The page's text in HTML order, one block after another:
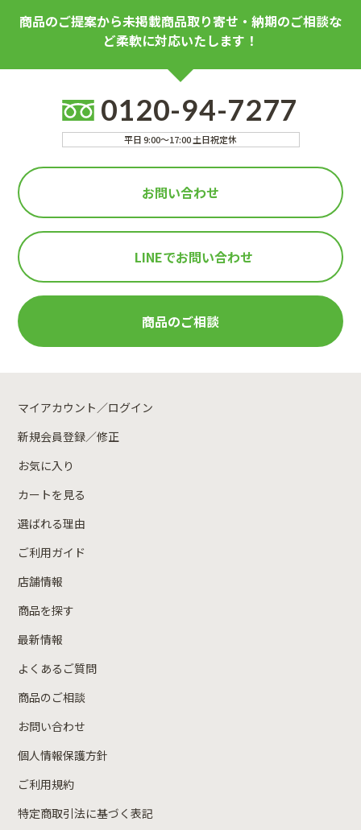
商品のご提案から未掲載商品取り寄せ・納期のご相談な
ど柔軟に対応いたします！
0120-94-7277
平日 9:00～17:00 土日祝定休
お問い合わせ
LINEでお問い合わせ
商品のご相談
マイアカウント／ログイン
新規会員登録／修正
お気に入り
カートを見る
選ばれる理由
ご利用ガイド
店舗情報
商品を探す
最新情報
よくあるご質問
商品のご相談
お問い合わせ
個人情報保護方針
ご利用規約
特定商取引法に基づく表記